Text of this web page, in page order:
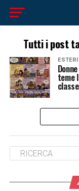
Tutti i post
ESTERI
teme
classe